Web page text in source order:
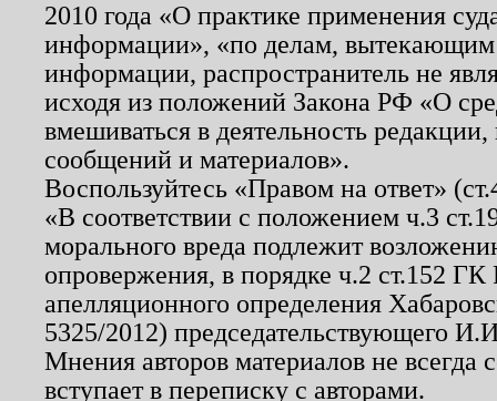
2010 года «О практике применения
информации», «по делам, вытекающим
информации, распространитель не
исходя из положений Закона РФ «О
вмешиваться в деятельность
сообщений и материалов».
Воспользуйтесь «Правом на ответ»
«В соответствии с положением ч.3
морального вреда подлежит
опровержения, в порядке ч.2 ст.152
апелляционного определения
5325/2012) председательствующего
Мнения авторов материалов не
вступает в переписку с авторами.